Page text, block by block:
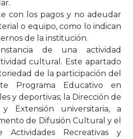
con los pagos y no adeudar
o equipo, como lo indican
de la institución.
de una actividad
cultural. Este apartado
de la participación del
Programa Educativo en
y deportivas; la Dirección de
Extensión universitaria, a
de Difusión Cultural y el
Actividades Recreativas y